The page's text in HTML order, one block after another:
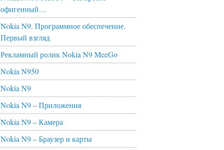
офигенный…
Nokia N9. Программное обеспечение.
Первый взгляд
Рекламный ролик Nokia N9 MeeGo
Nokia N950
Nokia N9
Nokia N9 – Приложения
Nokia N9 – Камера
Nokia N9 – Браузер и карты